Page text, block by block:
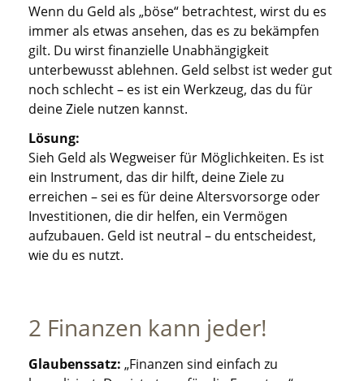
Wenn du Geld als „böse“ betrachtest, wirst du es
immer als etwas ansehen, das es zu bekämpfen
gilt. Du wirst finanzielle Unabhängigkeit
unterbewusst ablehnen. Geld selbst ist weder gut
noch schlecht – es ist ein Werkzeug, das du für
deine Ziele nutzen kannst.
Lösung:
Sieh Geld als Wegweiser für Möglichkeiten. Es ist
ein Instrument, das dir hilft, deine Ziele zu
erreichen – sei es für deine Altersvorsorge oder
Investitionen, die dir helfen, ein Vermögen
aufzubauen. Geld ist neutral – du entscheidest,
wie du es nutzt.
2 Finanzen kann jeder!
Glaubenssatz: „Finanzen sind einfach zu